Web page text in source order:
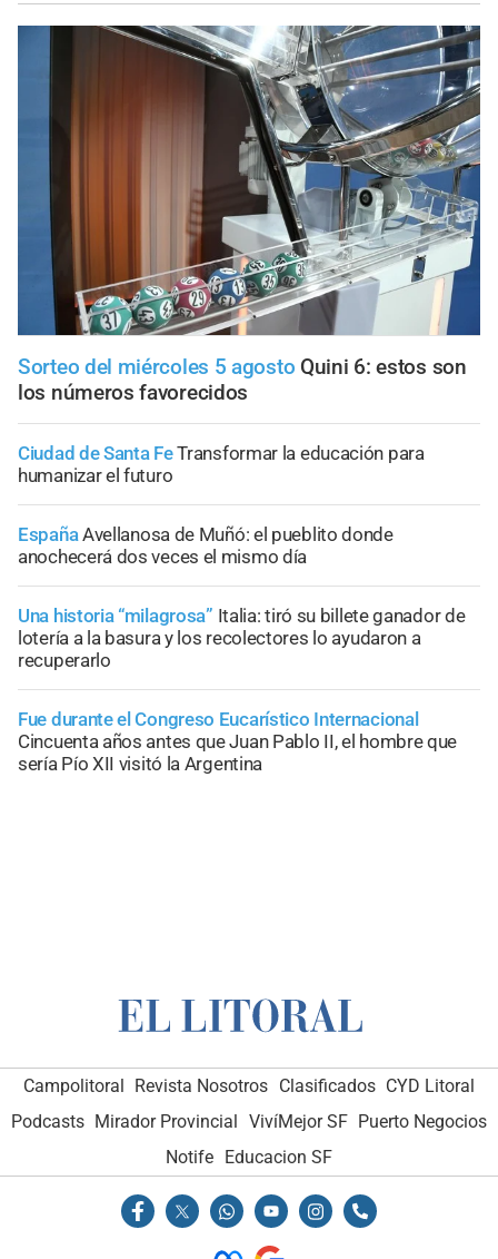
Sorteo del miércoles 5 agosto Quini 6: estos son
los números favorecidos
Ciudad de Santa FeTransformar la educación para
humanizar el futuro
EspañaAvellanosa de Muñó: el pueblito donde
anochecerá dos veces el mismo día
Una historia “milagrosa” Italia: tiró su billete ganador de
lotería a la basura y los recolectores lo ayudaron a
recuperarlo
Fue durante el Congreso Eucarístico Internacional
Cincuenta años antes que Juan Pablo II, el hombre que
sería Pío XII visitó la Argentina
Campolitoral Revista Nosotros Clasificados CYD Litoral
Podcasts Mirador Provincial VivíMejor SF Puerto Negocios
Notife Educacion SF